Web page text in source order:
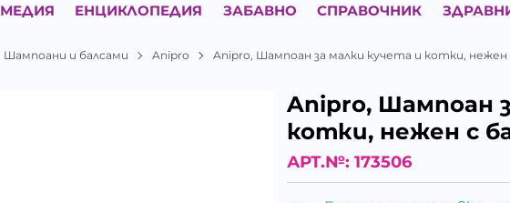
МЕДИЯ ЕНЦИКЛОПЕДИЯ ЗАБАВНО СПРАВОЧНИК
Шампоани и балсами Anipro Anipro, Шампоан за малки кучета и котки, нежен
Anipro, Шампоан
котки, нежен с
АРТ.№: 173506